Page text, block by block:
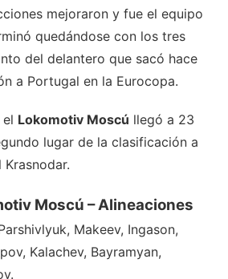
mejoraron y fue el equipo
quedándose con los tres
del delantero que sacó hace
a Portugal en la Eurocopa.
Lokomotiv Moscú llegó a 23
lugar de la clasificación a
Moscú – Alineaciones
Makeev, Ingason,
Kalachev, Bayramyan,